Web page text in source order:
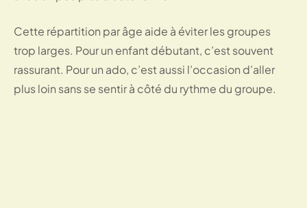
Cette répartition par âge aide à éviter les groupes
trop larges. Pour un enfant débutant, c’est souvent
rassurant. Pour un ado, c’est aussi l’occasion d’aller
plus loin sans se sentir à côté du rythme du groupe.